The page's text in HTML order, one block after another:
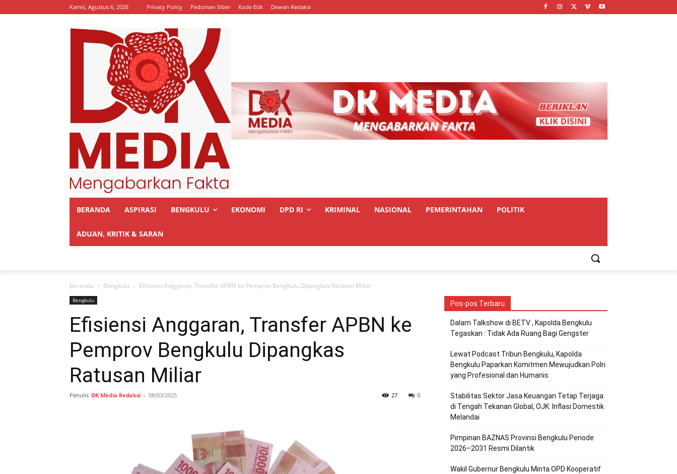
Kamis, Agustus 6, 2026 Privacy Policy Pedoman Siber Kode Etik Dewan Redaksi
BERANDA ASPIRASI BENGKULU EKONOMI DPD RI KRIMINAL NASIONAL PEMERINTAHAN POLITIK
ADUAN, KRITIK & SARAN
Beranda Bengkulu Efisiensi Anggaran, Transfer APBN ke Pemprov Bengkulu Dipangkas Ratusan Miliar
Bengkulu
Efisiensi Anggaran, Transfer APBN ke
Pemprov Bengkulu Dipangkas
Ratusan Miliar
Penulis DK Media Redaksi - 08/03/2025 0
27
Pos-pos Terbaru
Dalam Talkshow di BETV , Kapolda Bengkulu
Tegaskan : Tidak Ada Ruang Bagi Gengster
Lewat Podcast Tribun Bengkulu, Kapolda
Bengkulu Paparkan Komitmen Mewujudkan Polri
yang Profesional dan Humanis
Stabilitas Sektor Jasa Keuangan Tetap Terjaga
di Tengah Tekanan Global, OJK: Inflasi Domestik
Melandai
Pimpinan BAZNAS Provinsi Bengkulu Periode
2026–2031 Resmi Dilantik
Wakil Gubernur Bengkulu Minta OPD Kooperatif